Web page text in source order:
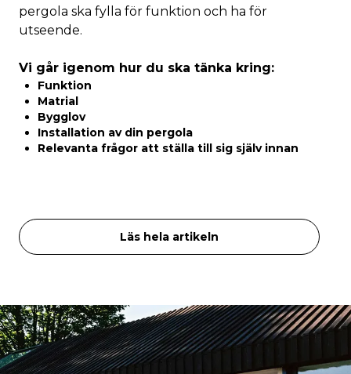
pergola ska fylla för funktion och ha för
utseende.
Vi går igenom hur du ska tänka kring:
Funktion
Matrial
Bygglov
Installation av din pergola
Relevanta frågor att ställa till sig själv innan
Läs hela artikeln